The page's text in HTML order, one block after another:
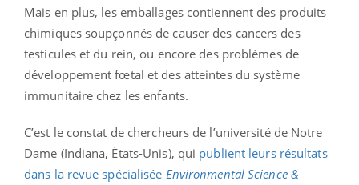
Mais en plus, les emballages contiennent des produits
chimiques soupçonnés de causer des cancers des
testicules et du rein, ou encore des problèmes de
développement fœtal et des atteintes du système
immunitaire chez les enfants.
C’est le constat de chercheurs de l’université de Notre
Dame (Indiana, États-Unis), qui publient leurs résultats
dans la revue spécialisée Environmental Science &